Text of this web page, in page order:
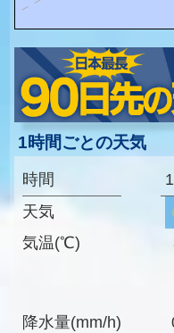
1時間ごとの天気
時間
天気
気温(℃)
降水量(mm/h)